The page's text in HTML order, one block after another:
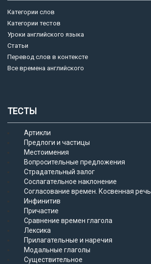
Категории слов
Категории тестов
Уроки английского языка
Статьи
Перевод слов в контексте
Все времена английского
ТЕСТЫ
Артикли
Предлоги и частицы
Местоимения
Вопросительные предложения
Страдательный залог
Сослагательное наклонение
Согласование времен. Косвенная речь.
Инфинитив
Причастие
Сравнение времен глагола
Лексика
Прилагательные и наречия
Модальные глаголы
Существительное